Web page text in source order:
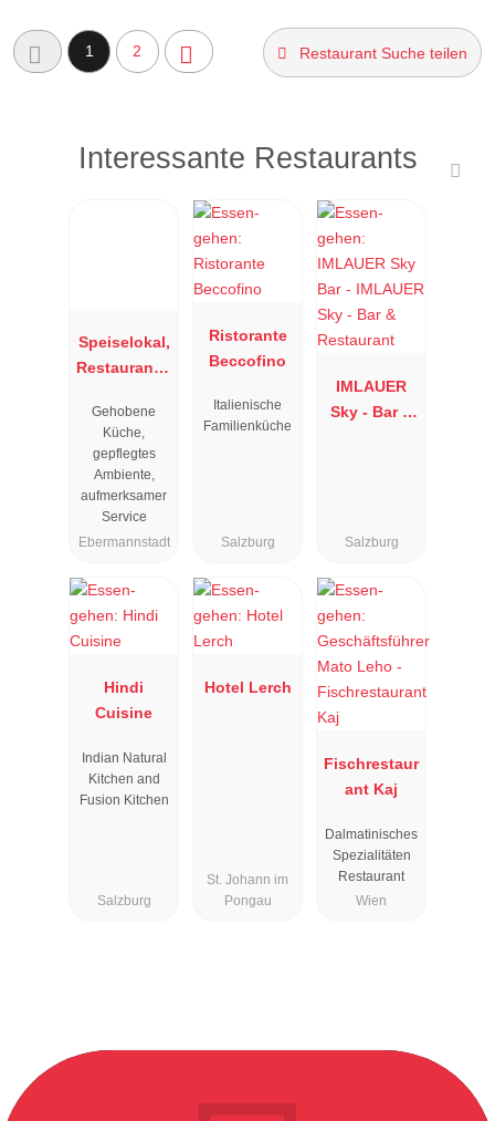
1 2 Restaurant Suche teilen
Interessante Restaurants
Speiselokal,
Restaurant "
"
Gehobene
Küche,
gepflegtes
Ambiente,
aufmerksamer
Service
Ebermannstadt
Ristorante
Beccofino
Italienische
Familienküche
Salzburg
IMLAUER
Sky - Bar &
Salzburg
Hindi
Cuisine
Indian Natural
Kitchen and
Fusion Kitchen
Salzburg
Hotel Lerch
St. Johann im
Pongau
Fischrestaur
ant Kaj
Dalmatinisches
Spezialitäten
Restaurant
Wien